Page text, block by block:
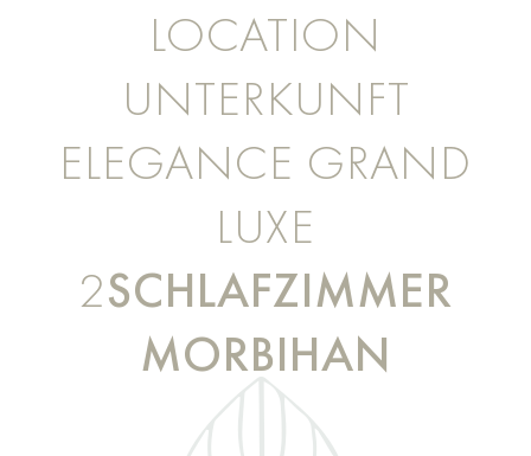
LOCATION
UNTERKUNFT
ELEGANCE GRAND
LUXE
2SCHLAFZIMMER
MORBIHAN